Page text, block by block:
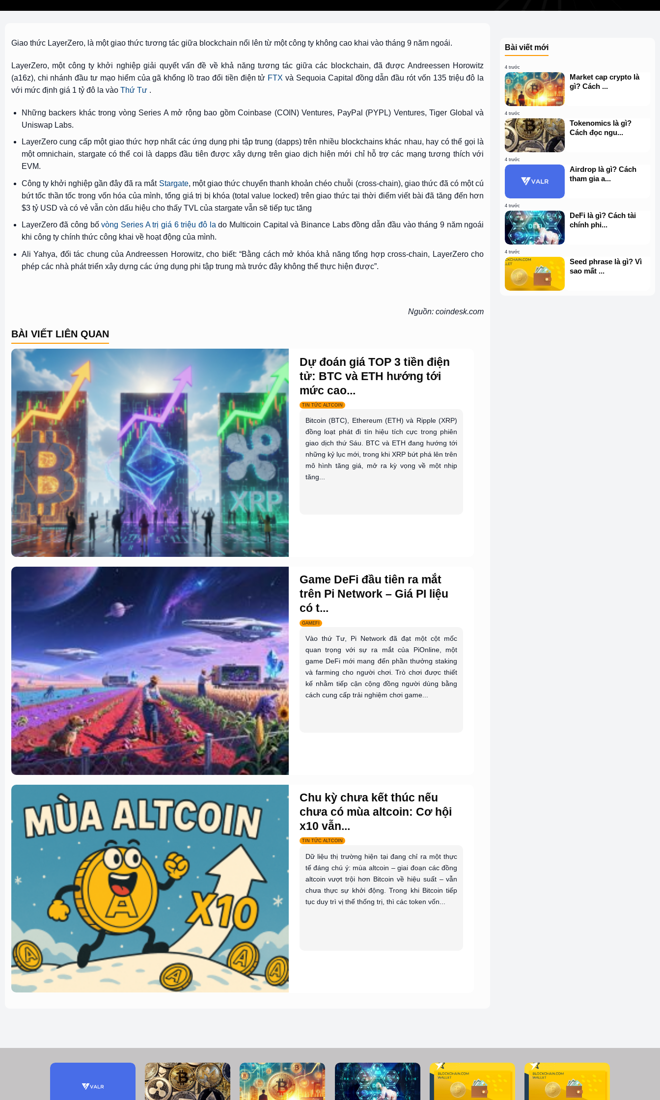
Giao thức LayerZero, là một giao thức tương tác giữa blockchain nổi lên từ một công ty không cao khai vào tháng 9 năm ngoái.
LayerZero, một công ty khởi nghiệp giải quyết vấn đề về khả năng tương tác giữa các blockchain, đã được Andreessen Horowitz
(a16z), chi nhánh đầu tư mạo hiểm của gã khổng lồ trao đổi tiền điện tử FTX và Sequoia Capital đồng dẫn đầu rót vốn 135 triệu đô la
với mức định giá 1 tỷ đô la vào Thứ Tư.
Những backers khác trong vòng Series A mở rộng bao gồm Coinbase (COIN) Ventures, PayPal (PYPL) Ventures, Tiger Global và
Uniswap Labs.
LayerZero cung cấp một giao thức hợp nhất các ứng dụng phi tập trung (dapps) trên nhiều blockchains khác nhau, hay có thể gọi là
một omnichain, stargate có thể coi là dapps đầu tiên được xây dựng trên giao dịch hiện mới chỉ hỗ trợ các mạng tương thích với
EVM.
Công ty khởi nghiệp gần đây đã ra mắt Stargate, một giao thức chuyển thanh khoản chéo chuỗi (cross-chain), giao thức đã có một cú
bứt tốc thần tốc trong vốn hóa của mình, tổng giá trị bị khóa (total value locked) trên giao thức tại thời điểm viết bài đã tăng đến hơn
$3 tỷ USD và có vẻ vẫn còn dấu hiệu cho thấy TVL của stargate vẫn sẽ tiếp tục tăng
LayerZero đã công bốvòng Series A trị giá 6 triệu đô la do Multicoin Capital và Binance Labs đồng dẫn đầu vào tháng 9 năm ngoái
khi công ty chính thức công khai về hoạt động của mình.
Ali Yahya, đối tác chung của Andreessen Horowitz, cho biết: “Bằng cách mở khóa khả năng tổng hợp cross-chain, LayerZero cho
phép các nhà phát triển xây dựng các ứng dụng phi tập trung mà trước đây không thể thực hiện được”.
Nguồn: coindesk.com
BÀI VIẾT LIÊN QUAN
Dự đoán giá TOP 3 tiền điện
tử: BTC và ETH hướng tới
mức cao...
TIN TỨC ALTCOIN
Bitcoin (BTC), Ethereum (ETH) và Ripple (XRP)
đồng loạt phát đi tín hiệu tích cực trong phiên
giao dịch thứ Sáu. BTC và ETH đang hướng tới
những kỷ lục mới, trong khi XRP bứt phá lên trên
mô hình tăng giá, mở ra kỳ vọng về một nhịp
tăng...
Game DeFi đầu tiên ra mắt
trên Pi Network – Giá PI liệu
có t...
GAMEFI
Vào thứ Tư, Pi Network đã đạt một cột mốc
quan trọng với sự ra mắt của PiOnline, một
game DeFi mới mang đến phần thưởng staking
và farming cho người chơi. Trò chơi được thiết
kế nhằm tiếp cận cộng đồng người dùng bằng
cách cung cấp trải nghiệm chơi game...
Chu kỳ chưa kết thúc nếu
chưa có mùa altcoin: Cơ hội
x10 vẫn...
TIN TỨC ALTCOIN
Dữ liệu thị trường hiện tại đang chỉ ra một thực
tế đáng chú ý: mùa altcoin – giai đoạn các đồng
altcoin vượt trội hơn Bitcoin về hiệu suất – vẫn
chưa thực sự khởi động. Trong khi Bitcoin tiếp
tục duy trì vị thế thống trị, thì các token vốn...
Bài viết mới
4 trước
Market cap crypto là
gì? Cách ...
4 trước
Tokenomics là gì?
Cách đọc ngu...
4 trước
Airdrop là gì? Cách
tham gia a...
4 trước
DeFi là gì? Cách tài
chính phi...
4 trước
Seed phrase là gì? Vì
sao mất ...